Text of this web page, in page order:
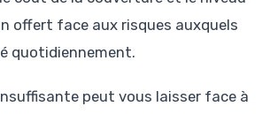
offert face aux risques auxquels
quotidiennement.
peut vous laisser face à